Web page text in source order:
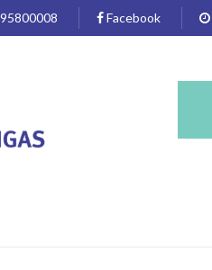
Facebook